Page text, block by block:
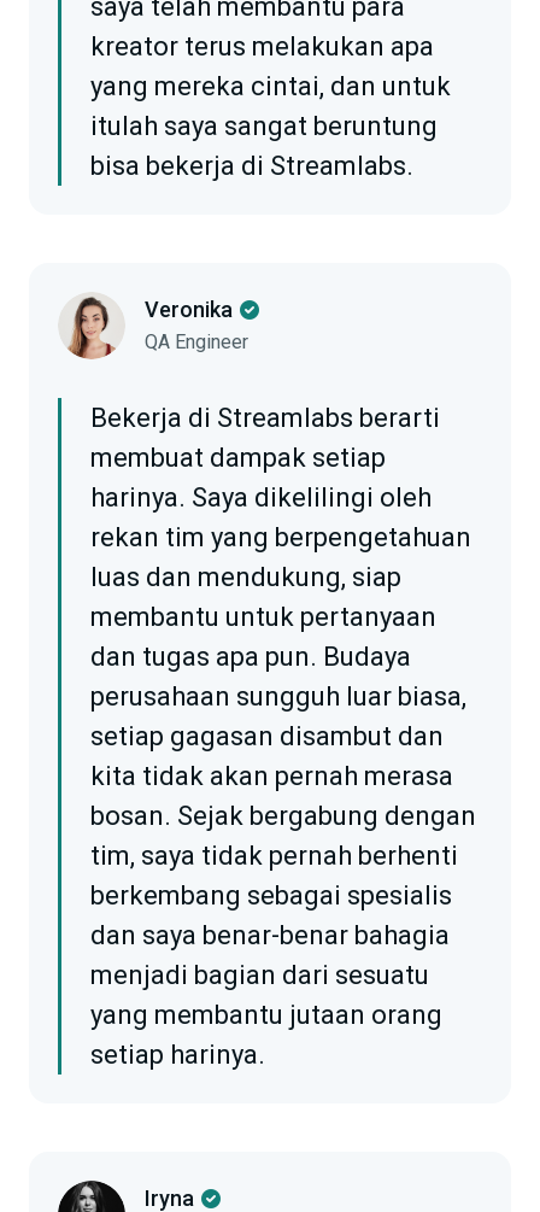
saya telah membantu para
kreator terus melakukan apa
yang mereka cintai, dan untuk
itulah saya sangat beruntung
bisa bekerja di Streamlabs.
Veronika
QA Engineer
Bekerja di Streamlabs berarti
membuat dampak setiap
harinya. Saya dikelilingi oleh
rekan tim yang berpengetahuan
luas dan mendukung, siap
membantu untuk pertanyaan
dan tugas apa pun. Budaya
perusahaan sungguh luar biasa,
setiap gagasan disambut dan
kita tidak akan pernah merasa
bosan. Sejak bergabung dengan
tim, saya tidak pernah berhenti
berkembang sebagai spesialis
dan saya benar-benar bahagia
menjadi bagian dari sesuatu
yang membantu jutaan orang
setiap harinya.
Iryna